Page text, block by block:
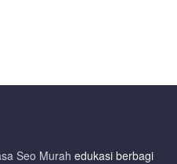
Seo Murah edukasi berbagi